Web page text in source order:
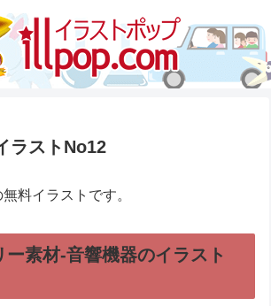
ラストNo12
料イラストです。
ー素材-音響機器のイラスト